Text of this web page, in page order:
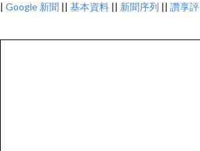
| Google 新聞 || 基本資料 || 新聞序列 || 讚享評